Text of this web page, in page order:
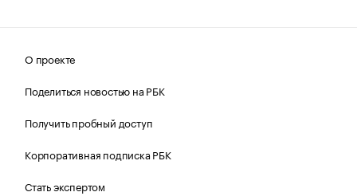
О проекте
Поделиться новостью на РБК
Получить пробный доступ
Корпоративная подписка РБК
Стать экспертом